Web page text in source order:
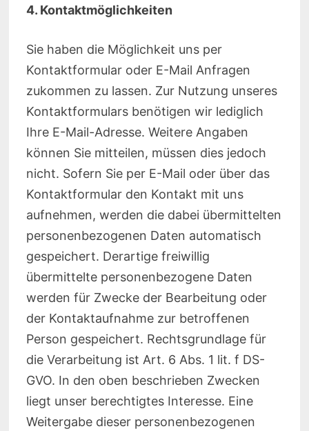
4. Kontaktmöglichkeiten
Sie haben die Möglichkeit uns per
Kontaktformular oder E-Mail Anfragen
zukommen zu lassen. Zur Nutzung unseres
Kontaktformulars benötigen wir lediglich
Ihre E-Mail-Adresse. Weitere Angaben
können Sie mitteilen, müssen dies jedoch
nicht. Sofern Sie per E-Mail oder über das
Kontaktformular den Kontakt mit uns
aufnehmen, werden die dabei übermittelten
personenbezogenen Daten automatisch
gespeichert. Derartige freiwillig
übermittelte personenbezogene Daten
werden für Zwecke der Bearbeitung oder
der Kontaktaufnahme zur betroffenen
Person gespeichert. Rechtsgrundlage für
die Verarbeitung ist Art. 6 Abs. 1 lit. f DS-
GVO. In den oben beschrieben Zwecken
liegt unser berechtigtes Interesse. Eine
Weitergabe dieser personenbezogenen